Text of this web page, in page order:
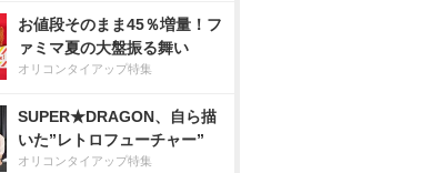
お値段そのまま45％増量！フ
ァミマ夏の大盤振る舞い
オリコンタイアップ特集
SUPER★DRAGON、自ら描
いた”レトロフューチャー”
オリコンタイアップ特集